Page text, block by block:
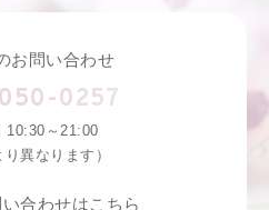
お問い合わせ
0257
10:30～21:00
り異なります）
合わせはこちら